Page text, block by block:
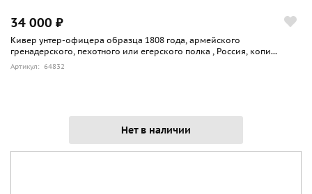
34 000 ₽
Кивер унтер-офицера образца 1808 года, армейского
гренадерского, пехотного или егерского полка , Россия, копи...
Артикул: 64832
Нет в наличии